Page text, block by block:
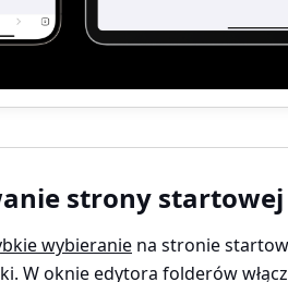
strony startowej
wybieranie na stronie
W oknie edytora folderów